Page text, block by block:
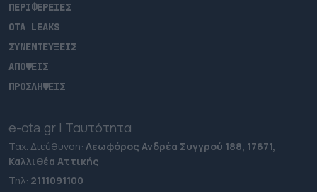
ΠΕΡΙΦΕΡΕΙΕΣ
OTA LEAKS
ΣΥΝΕΝΤΕΥΞΕΙΣ
ΑΠΟΨΕΙΣ
ΠΡΟΣΛΗΨΕΙΣ
e-ota.gr | Ταυτότητα
Ταχ. Διεύθυνση: Λεωφόρος Ανδρέα Συγγρού 188, 17671,
Καλλιθέα Αττικής
Τηλ: 2111091100